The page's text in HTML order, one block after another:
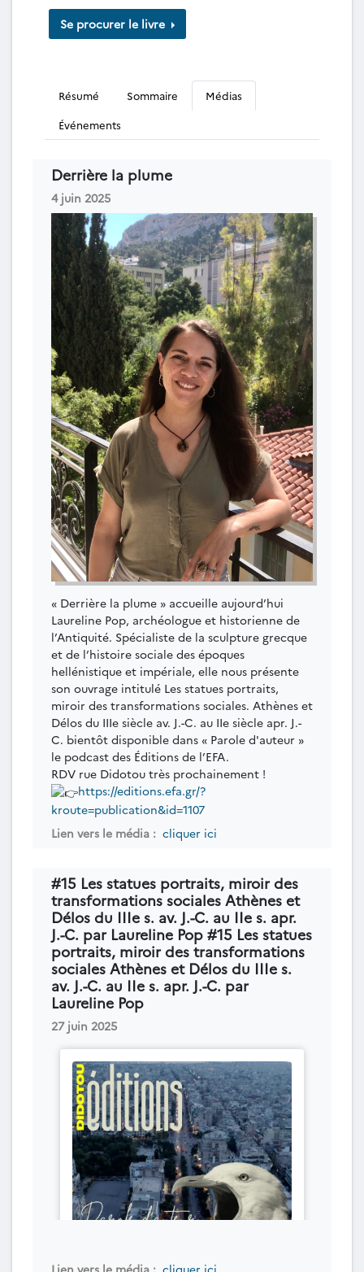
Se procurer le livre
Résumé Sommaire
Médias
Événements
Derrière la plume
4 juin 2025
« Derrière la plume » accueille aujourd’hui
Laureline Pop, archéologue et historienne de
l’Antiquité. Spécialiste de la sculpture grecque
et de l’histoire sociale des époques
hellénistique et impériale, elle nous présente
son ouvrage intitulé Les statues portraits,
miroir des transformations sociales. Athènes et
Délos du IIIe siècle av. J.-C. au IIe siècle apr. J.-
C. bientôt disponible dans « Parole d'auteur »
le podcast des Éditions de l’EFA.
RDV rue Didotou très prochainement !
https://editions.efa.gr/?
kroute=publication&id=1107
Lien vers le média : cliquer ici
#15 Les statues portraits, miroir des
transformations sociales Athènes et
Délos du IIIe s. av. J.-C. au IIe s. apr.
J.-C. par Laureline Pop #15 Les statues
portraits, miroir des transformations
sociales Athènes et Délos du IIIe s.
av. J.-C. au IIe s. apr. J.-C. par
Laureline Pop
27 juin 2025